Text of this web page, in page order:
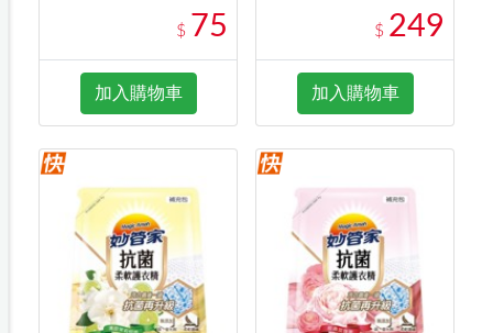
$ 75
加入購物車
$ 249
加入購物車